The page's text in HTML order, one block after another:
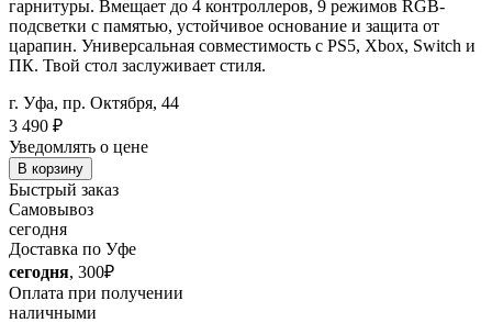
гарнитуры. Вмещает до 4 контроллеров, 9 режимов RGB-
подсветки с памятью, устойчивое основание и защита от
царапин. Универсальная совместимость с PS5, Xbox, Switch и
ПК. Твой стол заслуживает стиля.
г. Уфа, пр. Октября, 44
3 490 ₽
Уведомлять о цене
В корзину
Быстрый заказ
Самовывоз
сегодня
Доставка по Уфе
сегодня, 300₽
Оплата при получении
наличными